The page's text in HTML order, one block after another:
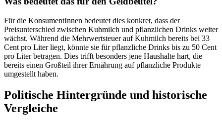
Für die KonsumentInnen bedeutet dies konkret, dass der
Preisunterschied zwischen Kuhmilch und pflanzlichen Drinks weiter
wächst. Während die Mehrwertsteuer auf Kuhmilch bereits bei 33
Cent pro Liter liegt, könnte sie für pflanzliche Drinks bis zu 50 Cent
pro Liter betragen. Dies trifft besonders jene Haushalte hart, die
bereits einen Großteil ihrer Ernährung auf pflanzliche Produkte
umgestellt haben.
Politische Hintergründe und historische
Vergleiche